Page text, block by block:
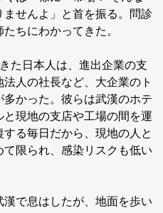
ませんよ」と首を振る。問診
ちにわかってきた。
た日本人は、進出企業の支
人の社長など、大企業のト
多かった。彼らは武漢のホテ
と現地の支店や工場の間を運
る毎日だから、現地の人と
限られ、感染リスクも低い
で息はしたが、地面を歩い